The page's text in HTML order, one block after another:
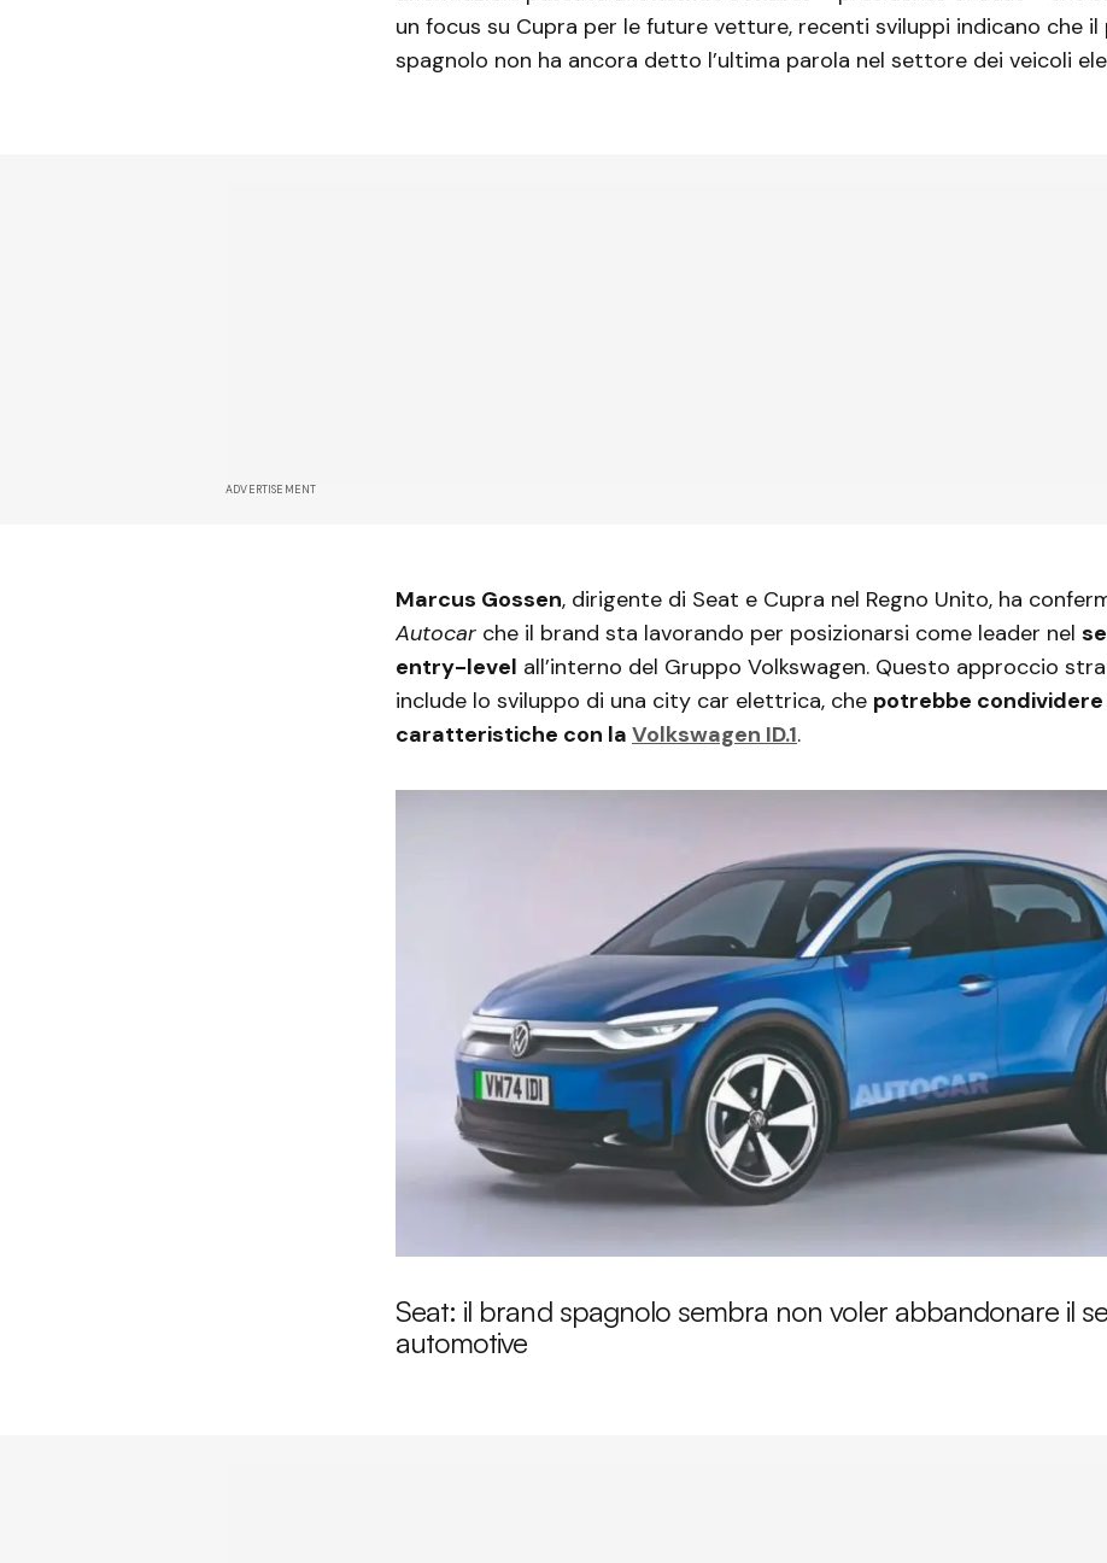
un focus su Cupra per le future vetture, recenti sviluppi indicano che
spagnolo non ha ancora detto l’ultima parola nel settore dei veicoli
ADVERTISEMENT
Marcus Gossen, dirigente di Seat e Cupra nel Regno Unito, ha
Autocar che il brand sta lavorando per posizionarsi come leader nel
entry-level all’interno del Gruppo Volkswagen. Questo approccio
include lo sviluppo di una city car elettrica, che potrebbe
caratteristiche con la Volkswagen ID.1.
Seat: il brand spagnolo sembra non voler abbandonare il
automotive